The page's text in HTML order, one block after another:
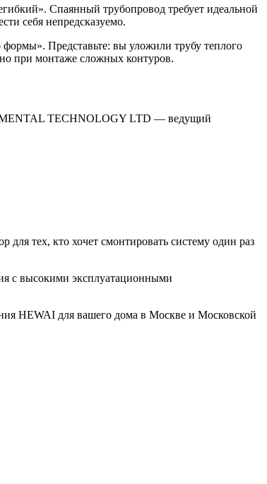
Спаянный трубопровод требует идеальной
себя непредсказуемо.
Представьте: вы уложили трубу теплого
при монтаже сложных контуров.
TECHNOLOGY LTD — ведущий
для тех, кто хочет смонтировать систему один раз
с высокими эксплуатационными
HEWAI для вашего дома в Москве и Московской